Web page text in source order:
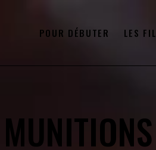
POUR DÉBUTER LES